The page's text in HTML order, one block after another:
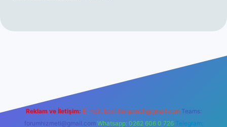
Reklam ve İletişim: E-mail: backlinkpaneli@gmail.com Teams:
forumhizmeti@gmail.com Whatsapp: 0262 606 0 726 Telegram: